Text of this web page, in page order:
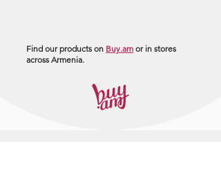
Find our products on Buy.am or in stores
across Armenia.